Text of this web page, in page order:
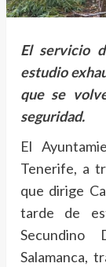
El servicio
estudio
que se
seguridad.
El
Tenerife, a
que dirige
tarde de
Salamanca,